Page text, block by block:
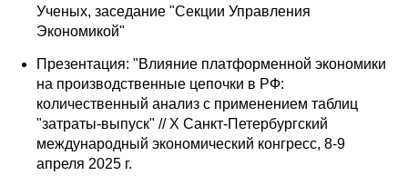
Ученых, заседание "Секции Управления
Экономикой"
Презентация: "Влияние платформенной экономики
на производственные цепочки в РФ:
количественный анализ с применением таблиц
"затраты-выпуск" // X Санкт-Петербургский
международный экономический конгресс, 8-9
апреля 2025 г.